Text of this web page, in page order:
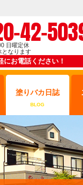
42-
日曜定休
不定休となります
にお電話ください！
塗りバカ日誌
BLOG